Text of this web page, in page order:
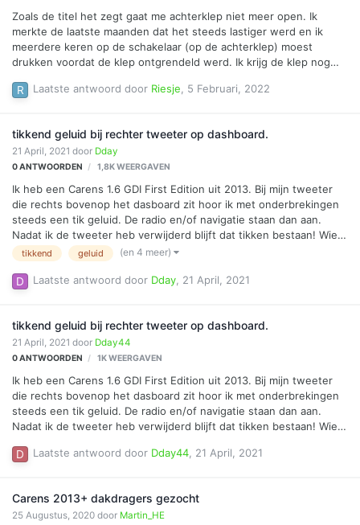
Zoals de titel het zegt gaat me achterklep niet meer open. Ik
merkte de laatste maanden dat het steeds lastiger werd en ik
meerdere keren op de schakelaar (op de achterklep) moest
drukken voordat de klep ontgrendeld werd. Ik krijg de klep nog
even onder de afdekplaten gekeken van de achterklep maar via
niet inzit. Ik heb gezocht op internet en ik heb de service manual
gevonden. Maar ook hierin kan ik niet vinden hoe ik bij de
elektrische schakelaar kan komen. (of ik heb niet …
Laatste antwoord door Riesje 5 Februari, 2022
tikkend geluid bij rechter tweeter op dashboard.
21 April, 2021 door Dday
0ANTWOORDEN 1,8KWEERGAVEN
Ik heb een Carens 1.6 GDI First Edition uit 2013. Bij mijn tweeter
die rechts bovenop het dasboard zit hoor ik met onderbrekingen
steeds een tik geluid. De radio en/of navigatie staan dan aan.
Nadat ik de tweeter heb verwijderd blijft dat tikken bestaan! Wie
Laatste antwoord door Dday 21 April, 2021
tikkend geluid (en 4 meer)
tikkend geluid bij rechter tweeter op dashboard.
21 April, 2021 door Dday44
0ANTWOORDEN 1KWEERGAVEN
Ik heb een Carens 1.6 GDI First Edition uit 2013. Bij mijn tweeter
die rechts bovenop het dasboard zit hoor ik met onderbrekingen
steeds een tik geluid. De radio en/of navigatie staan dan aan.
Nadat ik de tweeter heb verwijderd blijft dat tikken bestaan! Wie
Laatste antwoord door Dday44 21 April, 2021
Carens 2013+ dakdragers gezocht
25 Augustus, 2020 door Martin_HE